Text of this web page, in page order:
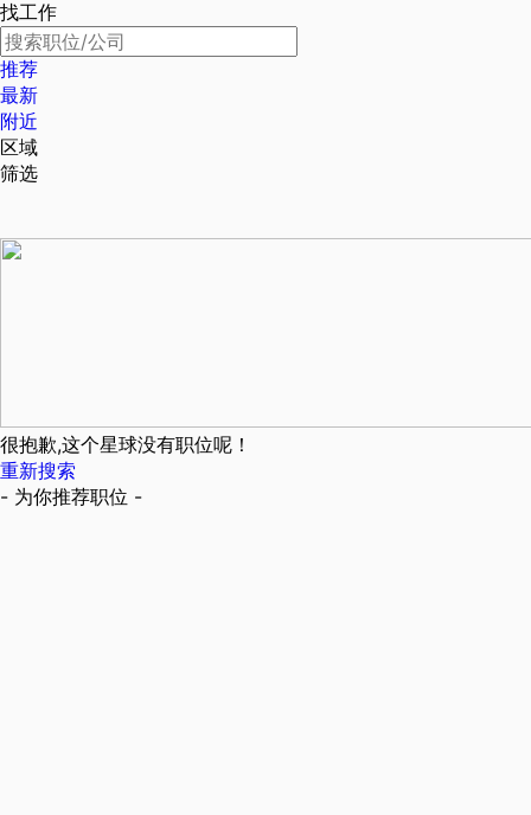
找工作
推荐
最新
附近
区域
筛选
很抱歉,这个星球没有职位呢！
重新搜索
- 为你推荐职位 -